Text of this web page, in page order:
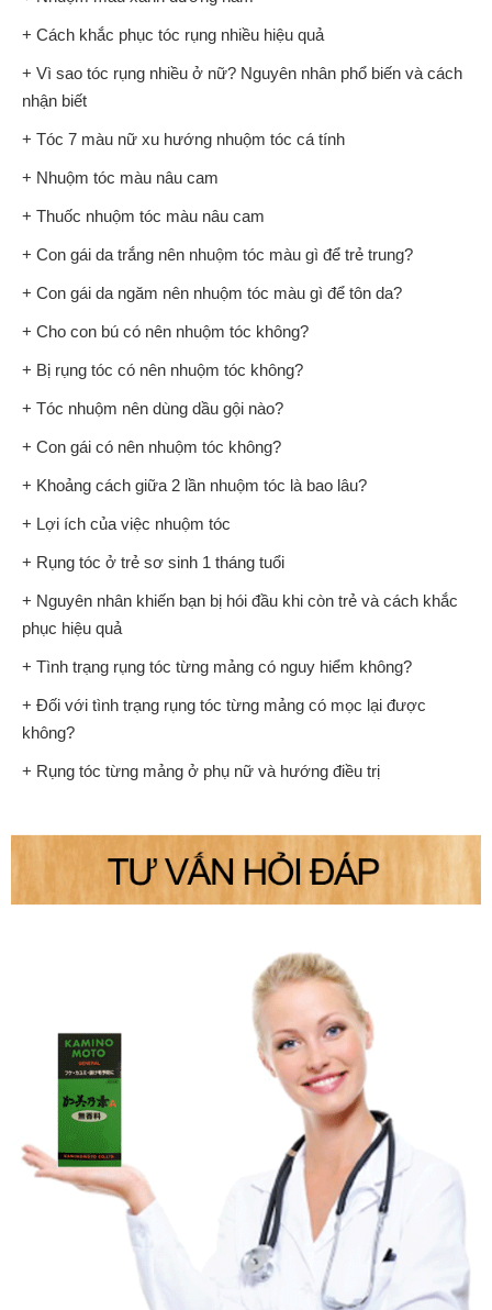
+ Cách khắc phục tóc rụng nhiều hiệu quả
+ Vì sao tóc rụng nhiều ở nữ? Nguyên nhân phổ biến và cách
nhận biết
+ Tóc 7 màu nữ xu hướng nhuộm tóc cá tính
+ Nhuộm tóc màu nâu cam
+ Thuốc nhuộm tóc màu nâu cam
+ Con gái da trắng nên nhuộm tóc màu gì để trẻ trung?
+ Con gái da ngăm nên nhuộm tóc màu gì để tôn da?
+ Cho con bú có nên nhuộm tóc không?
+ Bị rụng tóc có nên nhuộm tóc không?
+ Tóc nhuộm nên dùng dầu gội nào?
+ Con gái có nên nhuộm tóc không?
+ Khoảng cách giữa 2 lần nhuộm tóc là bao lâu?
+ Lợi ích của việc nhuộm tóc
+ Rụng tóc ở trẻ sơ sinh 1 tháng tuổi
+ Nguyên nhân khiến bạn bị hói đầu khi còn trẻ và cách khắc
phục hiệu quả
+ Tình trạng rụng tóc từng mảng có nguy hiểm không?
+ Đối với tình trạng rụng tóc từng mảng có mọc lại được
không?
+ Rụng tóc từng mảng ở phụ nữ và hướng điều trị